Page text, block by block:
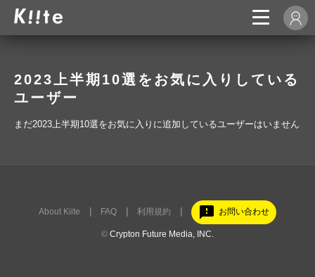
2023上半期10選をお気に入りしている
ユーザー
まだ2023上半期10選をお気に入りに追加しているユーザーはいません
About Kiite FAQ 利用規約 feedback お問い合わせ
© Crypton Future Media, INC.